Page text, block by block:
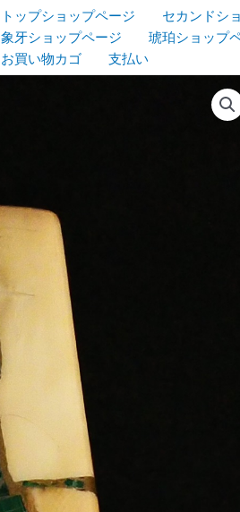
トップショップページ セカンドシ
象牙ショップページ
琥珀ショップ
お買い物カゴ
支払い